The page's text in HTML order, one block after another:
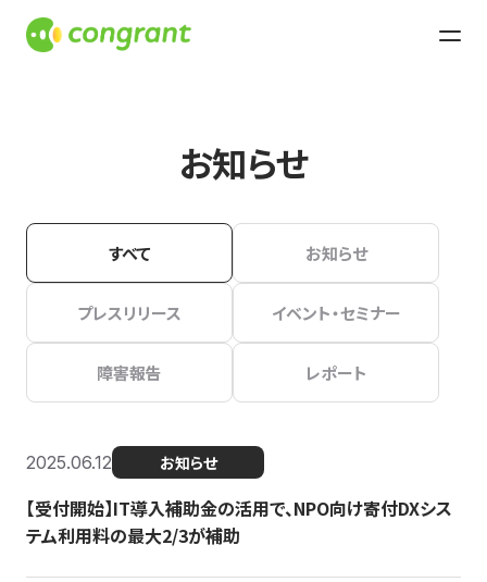
お知らせ
すべて お知らせ
プレスリリース イベント・セミナー
障害報告 レポート
2025.06.12 お知らせ
【受付開始】IT導入補助金の活用で、NPO向け寄付DXシス
テム利用料の最大2/3が補助